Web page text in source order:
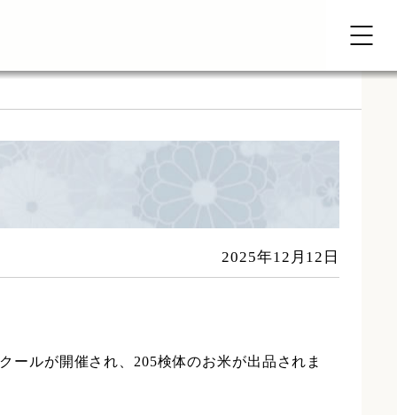
2025年12月12日
ールが開催され、205検体のお米が出品されま